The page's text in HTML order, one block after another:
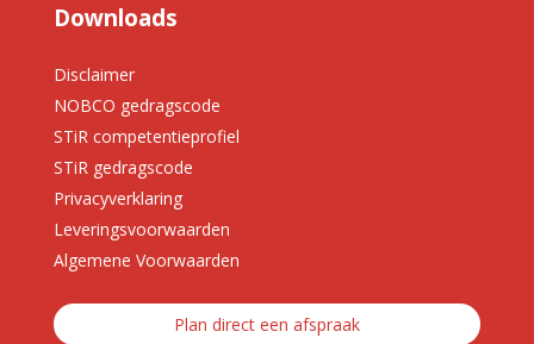
Downloads
Disclaimer
NOBCO gedragscode
STiR competentieprofiel
STiR gedragscode
Privacyverklaring
Leveringsvoorwaarden
Algemene Voorwaarden
Plan direct een afspraak